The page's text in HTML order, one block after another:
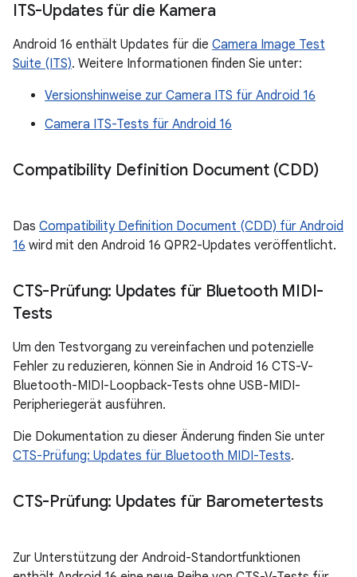
ITS-Updates für die Kamera
Android 16 enthält Updates für die Camera Image Test
Suite (ITS). Weitere Informationen finden Sie unter:
Versionshinweise zur Camera ITS für Android 16
Camera ITS-Tests für Android 16
Compatibility Definition Document (CDD)
Das Compatibility Definition Document (CDD) für Android
16 wird mit den Android 16 QPR2-Updates veröffentlicht.
CTS-Prüfung: Updates für Bluetooth MIDI-
Tests
Um den Testvorgang zu vereinfachen und potenzielle
Fehler zu reduzieren, können Sie in Android 16 CTS-V-
Bluetooth-MIDI-Loopback-Tests ohne USB-MIDI-
Peripheriegerät ausführen.
Die Dokumentation zu dieser Änderung finden Sie unter
CTS-Prüfung: Updates für Bluetooth MIDI-Tests.
CTS-Prüfung: Updates für Barometertests
Zur Unterstützung der Android-Standortfunktionen